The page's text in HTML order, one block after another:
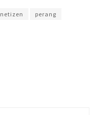
netizen perang